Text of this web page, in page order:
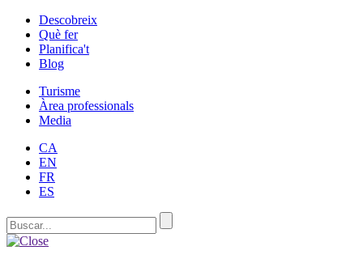
Descobreix
Què fer
Planifica't
Blog
Turisme
Àrea professionals
Media
CA
EN
FR
ES